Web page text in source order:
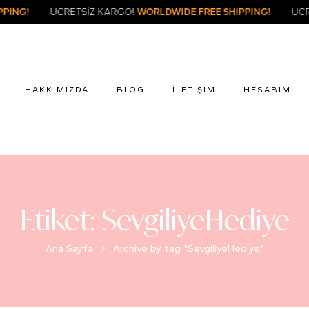
SHIPPING! ÜCRETSİZ KARGO!WORLDWIDE FREE
HAKKIMIZDA BLOG İLETIŞIM HESABIM
Etiket: SevgiliyeHediye
Ana Sayfa Archive by tag "SevgiliyeHediye"